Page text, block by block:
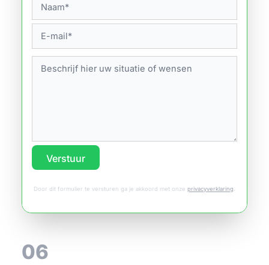
Verstuur
Door dit formulier te versturen ga je akkoord met onze privacyverklaring
06